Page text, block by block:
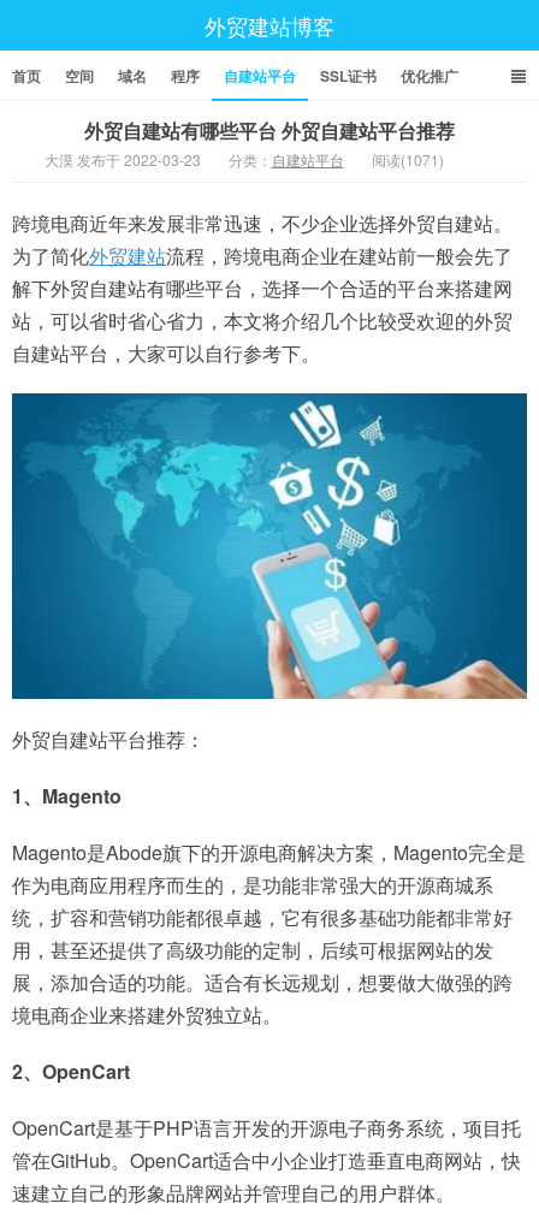
外贸建站博客
首页 空间 域名 程序 自建站平台 SSL证书 优化推广
外贸自建站有哪些平台 外贸自建站平台推荐
大漠 发布于 2022-03-23 分类： 自建站平台 阅读(1071)
跨境电商近年来发展非常迅速，不少企业选择外贸自建站。
为了简化外贸建站流程，跨境电商企业在建站前一般会先了
解下外贸自建站有哪些平台，选择一个合适的平台来搭建网
站，可以省时省心省力，本文将介绍几个比较受欢迎的外贸
自建站平台，大家可以自行参考下。
外贸自建站平台推荐：
1、Magento
Magento是Abode旗下的开源电商解决方案，Magento完全是
作为电商应用程序而生的，是功能非常强大的开源商城系
统，扩容和营销功能都很卓越，它有很多基础功能都非常好
用，甚至还提供了高级功能的定制，后续可根据网站的发
展，添加合适的功能。适合有长远规划，想要做大做强的跨
境电商企业来搭建外贸独立站。
2、OpenCart
OpenCart是基于PHP语言开发的开源电子商务系统，项目托
管在GitHub。OpenCart适合中小企业打造垂直电商网站，快
速建立自己的形象品牌网站并管理自己的用户群体。